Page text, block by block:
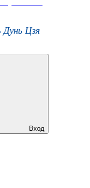
Дунь Цзя
Вход